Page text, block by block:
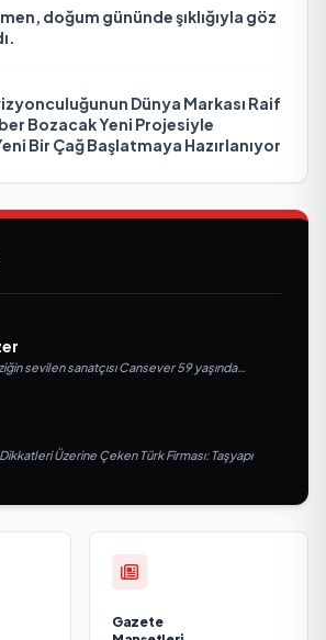
doğum gününde şıklığıyla göz
Dünya Markası Raif
Bozacak Yeni Projesiyle
Bir Çağ Başlatmaya Hazırlanıyor
sevilen sanatçısı Cansever 59 yaşında
Üzerine Çeken Türk Firması: Taşyapı
Gazete